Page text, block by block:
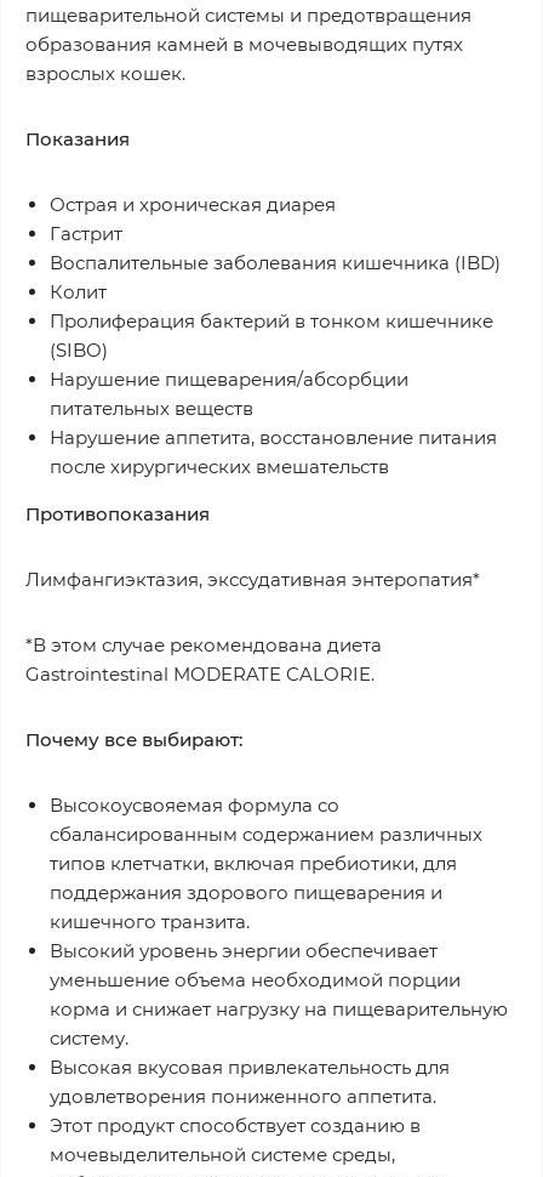
пищеварительной системы и предотвращения
образования камней в мочевыводящих путях
взрослых кошек.
Показания
Острая и хроническая диарея
Гастрит
Воспалительные заболевания кишечника (IBD)
Колит
Пролиферация бактерий в тонком кишечнике
(SIBO)
Нарушение пищеварения/абсорбции
питательных веществ
Нарушение аппетита, восстановление питания
после хирургических вмешательств
Противопоказания
Лимфангиэктазия, экссудативная энтеропатия*
*В этом случае рекомендована диета
Gastrointestinal MODERATE CALORIE.
Почему все выбирают:
Высокоусвояемая формула со
сбалансированным содержанием различных
типов клетчатки, включая пребиотики, для
поддержания здорового пищеварения и
кишечного транзита.
Высокий уровень энергии обеспечивает
уменьшение объема необходимой порции
корма и снижает нагрузку на пищеварительную
систему.
Высокая вкусовая привлекательность для
удовлетворения пониженного аппетита.
Этот продукт способствует созданию в
мочевыделительной системе среды,